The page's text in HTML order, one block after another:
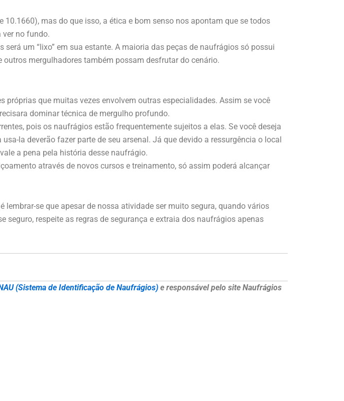
mas do que isso, a ética e bom senso nos apontam que se todos
ver no fundo.
um “lixo” em sua estante. A maioria das peças de naufrágios só possui
mergulhadores também possam desfrutar do cenário.
que muitas vezes envolvem outras especialidades. Assim se você
dominar técnica de mergulho profundo.
pois os naufrágios estão frequentemente sujeitos a elas. Se você deseja
la deverão fazer parte de seu arsenal. Já que devido a ressurgência o local
a pena pela história desse naufrágio.
através de novos cursos e treinamento, só assim poderá alcançar
se que apesar de nossa atividade ser muito segura, quando vários
respeite as regras de segurança e extraia dos naufrágios apenas
(Sistema de Identificação de Naufrágios) e responsável pelo site Naufrágios